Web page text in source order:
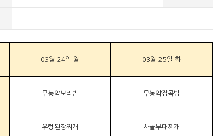
03월 24일 월 03월 25일 화
무농약보리밥 무농약잡곡밥
우렁된장찌개 사골부대찌개